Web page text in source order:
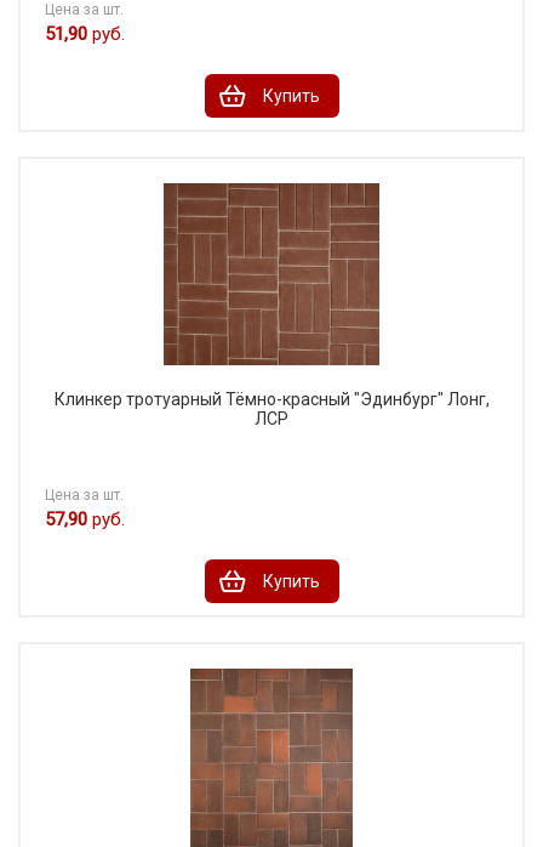
Цена за шт.
51,90 руб.
Купить
Клинкер тротуарный Тёмно-красный "Эдинбург" Лонг,
ЛСР
Цена за шт.
57,90 руб.
Купить